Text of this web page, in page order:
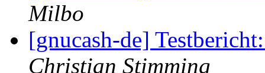
Milbo
[gnucash-de]
Christian Stimming